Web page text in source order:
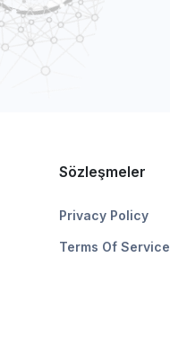
Sözleşmeler
Privacy Policy
Terms Of Service